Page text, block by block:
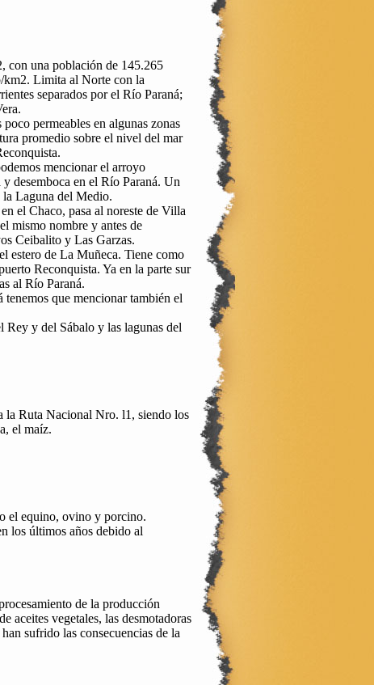
con una población de 145.265
km2. Limita al Norte con la
separados por el Río Paraná;
permeables en algunas zonas
promedio sobre el nivel del mar
mencionar el arroyo
desemboca en el Río Paraná. Un
la Laguna del Medio.
el Chaco, pasa al noreste de Villa
mismo nombre y antes de
Ceibalito y Las Garzas.
estero de La Muñeca. Tiene como
Reconquista. Ya en la parte sur
al Río Paraná.
que mencionar también el
Rey y del Sábalo y las lagunas del
la Ruta Nacional Nro. l1, siendo los
el maíz.
el equino, ovino y porcino.
los últimos años debido al
de la producción
aceites vegetales, las desmotadoras
sufrido las consecuencias de la